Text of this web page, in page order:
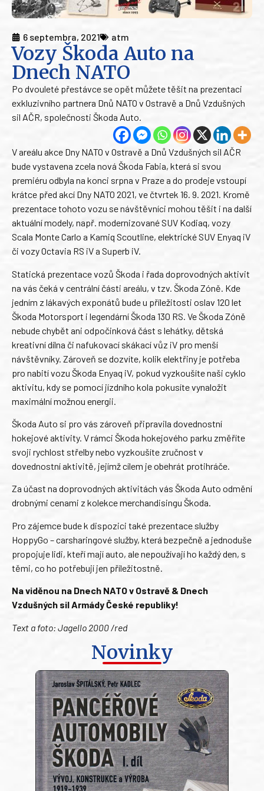
6 septembra, 2021 atm
Vozy Škoda Auto na
Dnech NATO
Po dvouleté přestávce se opět můžete těšit na prezentaci
exkluzivního partnera Dnů NATO v Ostravě a Dnů Vzdušných
sil AČR, společnosti Škoda Auto.
V areálu akce Dny NATO v Ostravě a Dnů Vzdušných sil AČR
bude vystavena zcela nová Škoda Fabia, která si svou
premiéru odbyla na konci srpna v Praze a do prodeje vstoupí
krátce před akcí Dny NATO 2021, ve čtvrtek 16. 9. 2021. Kromě
prezentace tohoto vozu se návštěvníci mohou těšit i na další
aktuální modely, např. modernizované SUV Kodiaq, vozy
Scala Monte Carlo a Kamiq Scoutline, elektrické SUV Enyaq iV
či vozy Octavia RS iV a Superb iV.
Statická prezentace vozů Škoda i řada doprovodných aktivit
na vás čeká v centrální části areálu, v tzv. Škoda Zóně. Kde
jedním z lákavých exponátů bude u příležitosti oslav 120 let
Škoda Motorsport i legendární Škoda 130 RS. Ve Škoda Zóně
nebude chybět ani odpočinková část s lehátky, dětská
kreativní dílna či nafukovací skákací vůz iV pro menší
návštěvníky. Zároveň se dozvíte, kolik elektřiny je potřeba
pro nabití vozu Škoda Enyaq iV, pokud vyzkoušíte naši cyklo
aktivitu, kdy se pomocí jízdního kola pokusíte vynaložit
maximální možnou energii.
Škoda Auto si pro vás zároveň připravila dovednostní
hokejové aktivity. V rámci Škoda hokejového parku změříte
svoji rychlost střelby nebo vyzkoušíte zručnost v
dovednostní aktivitě, jejímž cílem je obehrát protihráče.
Za účast na doprovodných aktivitách vás Škoda Auto odmění
drobnými cenami z kolekce merchandisingu Škoda.
Pro zájemce bude k dispozici také prezentace služby
HoppyGo – carsharingové služby, která bezpečně a jednoduše
propojuje lidi, kteří mají auto, ale nepoužívají ho každý den, s
těmi, co ho potřebují jen příležitostně.
Na viděnou na Dnech NATO v Ostravě & Dnech
Vzdušných sil Armády České republiky!
Text a foto: Jagello 2000 /red
Novinky